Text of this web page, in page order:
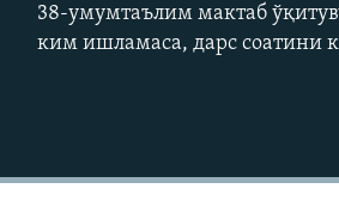
38-умумтаълим мактаб
ким ишламаса, дарс соатини